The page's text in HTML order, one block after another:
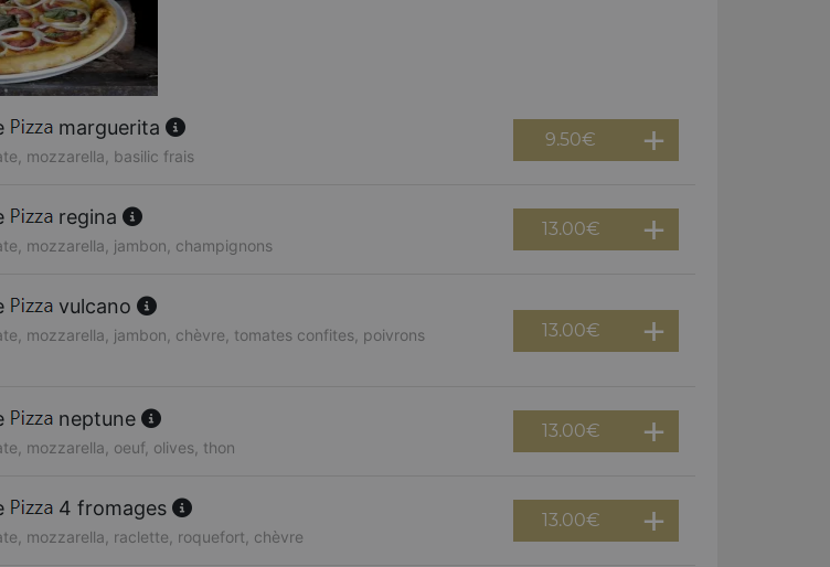
marguerita
mozzarella, basilic frais
9.50€
regina
mozzarella, jambon, champignons
13.00€
vulcano
mozzarella, jambon, chèvre, tomates confites, poivrons
13.00€
neptune
mozzarella, oeuf, olives, thon
13.00€
4 fromages
mozzarella, raclette, roquefort, chèvre
13.00€